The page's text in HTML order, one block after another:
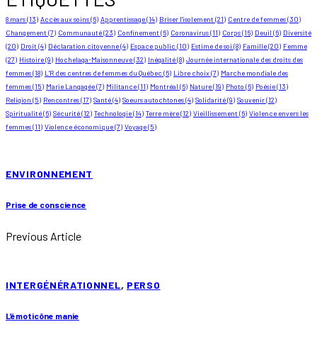
8 mars(13) Accès aux soins(6) Apprentissage(14) Briser l'isolement (21) Centre de femmes(30)
Changement (7) Communauté(23) Confinement (6) Coronavirus(11) Corps(16) Deuil (6) Diversité
(20) Droit (4) Déclaration citoyenne(4) Espace public(10) Estime de soi (8) Famille(20) Femme
(27) Histoire(9) Hochelaga-Maisonneuve(32) Inégalité(8) Journée internationale des droits des
femmes(18) L'R des centres de femmes du Québec(6) Libre choix(7) Marche mondiale des
femmes(15) Marie Langagée(7) Militance(11) Montréal (6) Nature(19) Photo (6) Poésie(13)
Religion (5) Rencontres(17) Santé(4) Soeurs autochtones(4) Solidarité(9) Souvenir(12)
Spiritualité(6) Sécurité(12) Technologie(14) Terre mère(12) Vieillissement (6) Violence envers les
femmes(11) Violence économique(7) Voyage(5)
ENVIRONNEMENT
Prise de conscience
Previous Article
INTERGÉNÉRATIONNEL, PERSO
L’émoticône manie